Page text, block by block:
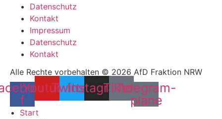
Datenschutz
Kontakt
Impressum
Datenschutz
Kontakt
Alle Rechte vorbehalten © 2026 AfD Fraktion NRW
f
YoutubeTwitter
Instagram
Tiktok
Telegram-
plane
Start